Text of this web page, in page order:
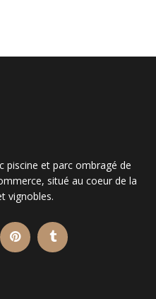
piscine et parc ombragé de
situé au coeur de la
vignobles.